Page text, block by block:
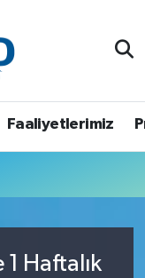
Faaliyetlerimiz
1 Haftalık